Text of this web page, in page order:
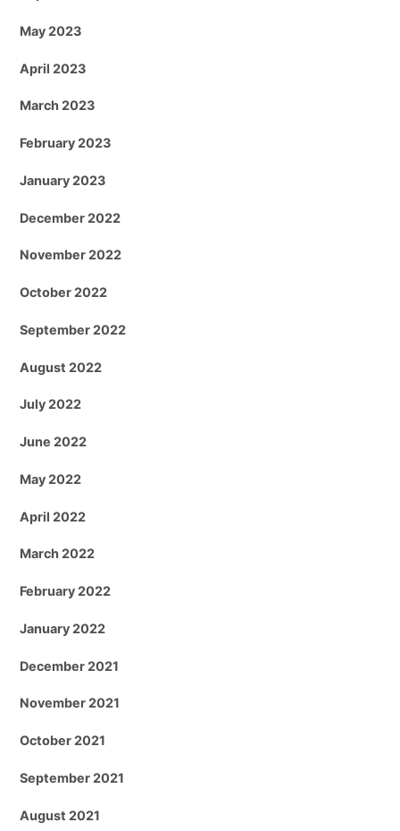
May 2023
April 2023
March 2023
February 2023
January 2023
December 2022
November 2022
October 2022
September 2022
August 2022
July 2022
June 2022
May 2022
April 2022
March 2022
February 2022
January 2022
December 2021
November 2021
October 2021
September 2021
August 2021